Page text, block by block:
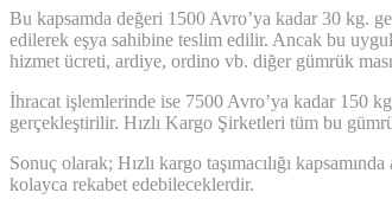
Bu kapsamda değeri 1500 Avro’ya kadar 30 kg.
edilerek eşya sahibine teslim edilir. Ancak bu
hizmet ücreti, ardiye, ordino vb. diğer gümrük
İhracat işlemlerinde ise 7500 Avro’ya kadar 150
gerçekleştirilir. Hızlı Kargo Şirketleri tüm bu
Sonuç olarak; Hızlı kargo taşımacılığı
kolayca rekabet edebileceklerdir.